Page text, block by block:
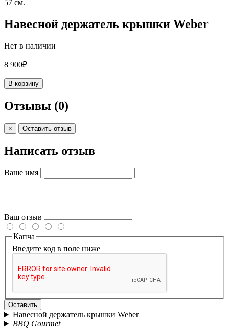
57 см.
Навесной держатель крышки Weber
Нет в наличии
8 900₽
В корзину
Отзывы (0)
× Оставить отзыв
Написать отзыв
Ваше имя
Ваш отзыв
Капча
Введите код в поле ниже
Оставить
Навесной держатель крышки Weber
BBQ Gourmet